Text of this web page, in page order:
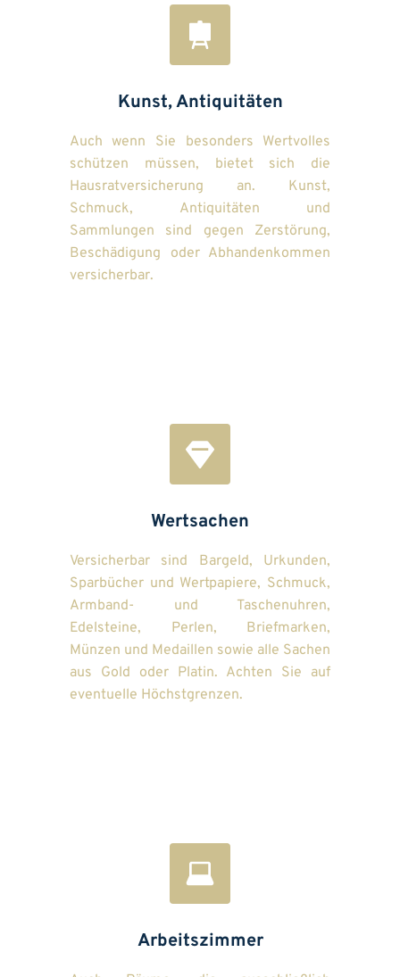
Kunst, Antiquitäten
Auch wenn Sie besonders Wertvolles
schützen müssen, bietet sich die
Hausratversicherung an. Kunst,
Schmuck, Antiquitäten und
Sammlungen sind gegen Zerstörung,
Beschädigung oder Abhandenkommen
versicherbar.
Wertsachen
Versicherbar sind Bargeld, Urkunden,
Sparbücher und Wertpapiere, Schmuck,
Armband- und Taschenuhren,
Edelsteine, Perlen, Briefmarken,
Münzen und Medaillen sowie alle Sachen
aus Gold oder Platin. Achten Sie auf
eventuelle Höchstgrenzen.
Arbeitszimmer